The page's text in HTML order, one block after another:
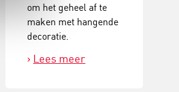
om het geheel af te
maken met hangende
decoratie.
Lees meer